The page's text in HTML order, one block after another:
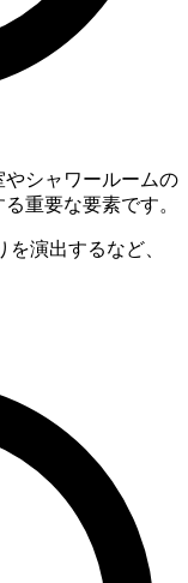
シャワールームの
重要な要素です。
演出するなど、